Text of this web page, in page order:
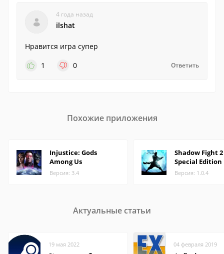
4 года назад
ilshat
Нравится игра супер
1
0 Ответить
Похожие приложения
Injustice: Gods
Among Us
Версия: 3.4
Shadow Fight 2
Special Edition
Версия: 1.0.4
Актуальные статьи
19 мая 2022 04 февраля 2019